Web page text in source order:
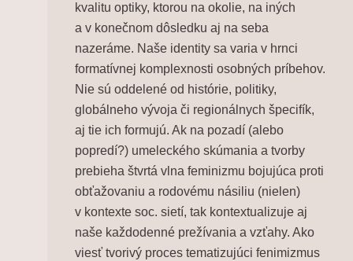
kvalitu optiky, ktorou na okolie, na iných
a v konečnom dôsledku aj na seba
nazeráme. Naše identity sa varia v hrnci
formatívnej komplexnosti osobných príbehov.
Nie sú oddelené od histórie, politiky,
globálneho vývoja či regionálnych špecifík,
aj tie ich formujú. Ak na pozadí (alebo
popredí?) umeleckého skúmania a tvorby
prebieha štvrtá vlna feminizmu bojujúca proti
obťažovaniu a rodovému násiliu (nielen)
v kontexte soc. sietí, tak kontextualizuje aj
naše každodenné prežívania a vzťahy. Ako
viesť tvorivý proces tematizujúci fenimizmus